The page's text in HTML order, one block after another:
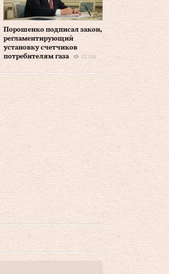
Порошенко подписал закон,
регламентирующий
установку счетчиков
потребителям газа
22704